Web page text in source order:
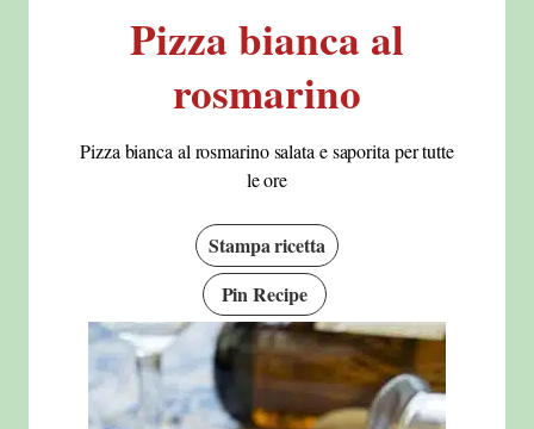
Pizza bianca al
rosmarino
Pizza bianca al rosmarino salata e saporita per tutte
le ore
Stampa ricetta
Pin Recipe